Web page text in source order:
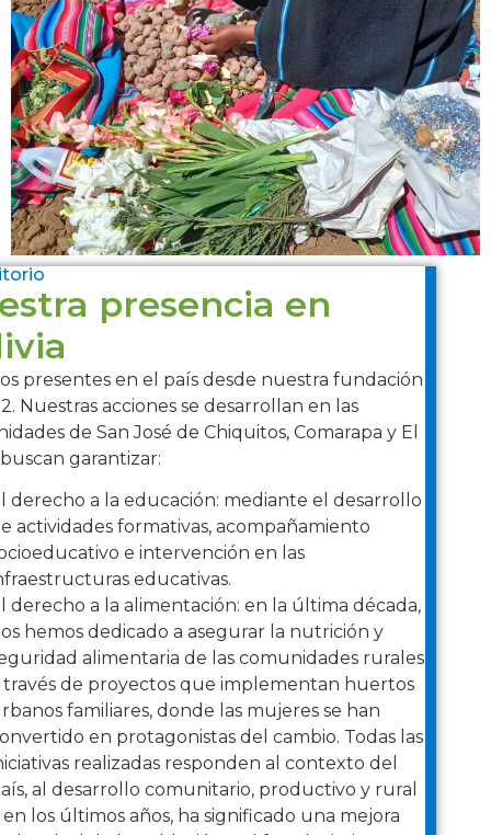
presencia en
presentes en el país desde nuestra fundación
Nuestras acciones se desarrollan en las
de San José de Chiquitos, Comarapa y El
garantizar:
derecho a la educación: mediante el desarrollo
actividades formativas, acompañamiento
e intervención en las
educativas.
derecho a la alimentación: en la última década,
hemos dedicado a asegurar la nutrición y
alimentaria de las comunidades rurales
través de proyectos que implementan huertos
familiares, donde las mujeres se han
en protagonistas del cambio. Todas las
realizadas responden al contexto del
al desarrollo comunitario, productivo y rural
en los últimos años, ha significado una mejora